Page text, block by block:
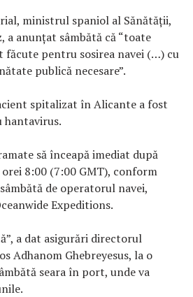
ministrul spaniol al Sănătăţii,
a anunţat sâmbătă că “toate
făcute pentru sosirea navei (…) cu
publică necesare”.
spitalizat în Alicante a fost
să înceapă imediat după
8:00 (7:00 GMT), conform
de operatorul navei,
Expeditions.
a dat asigurări directorul
Adhanom Ghebreyesus, la o
seara în port, unde va